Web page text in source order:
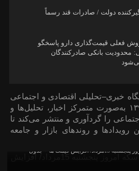
دولت / صادرات قند رسماً
فعلی قیمت‌گذاری دارو پاسخگو
محدودیت بانکی صادرکنندگان
خبری–تحلیلی اقتصادی و اجتماعی
است که از سال ۱۳۹۷ به‌صورت متمرکز اخبار، تحلیل‌ها و
را گردآوری و منتشر می‌کند تا
رویدادها و روندهای بازار و جامعه
قیمت ها + جدول